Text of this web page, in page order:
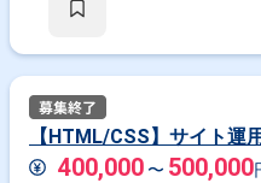
【HTML/CSS】サイト運
400,000 〜 500,000